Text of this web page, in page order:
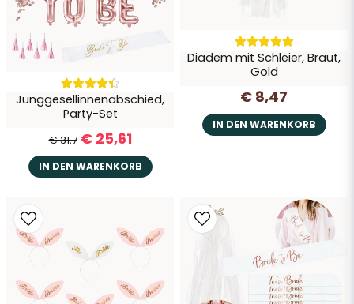
Frage senden
Junggesellinnenabschied,
Party-Set
€ 31,7 € 25,61
IN DEN WARENKORB
Diadem mit Schleier, Braut,
Gold
€ 8,47
IN DEN WARENKORB